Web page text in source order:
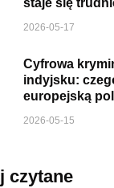
staje się
2026-05-17
Cyfrowa
indyjsku:
europejską
2026-05-15
czytane